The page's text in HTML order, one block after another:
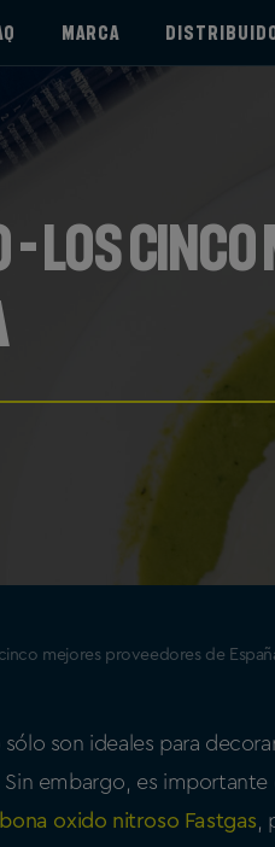
MARCA
Los
mejores proveedores de
sólo son ideales para
embargo, es
oxido nitroso Fastgas